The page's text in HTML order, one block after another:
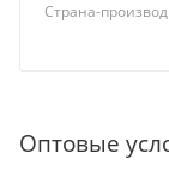
Страна-
Оптовые